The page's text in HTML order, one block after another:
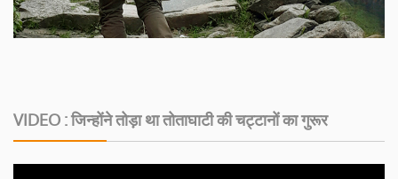
VIDEO : जिन्होंने तोड़ा था तोताघाटी की चट्टानों का गुरूर